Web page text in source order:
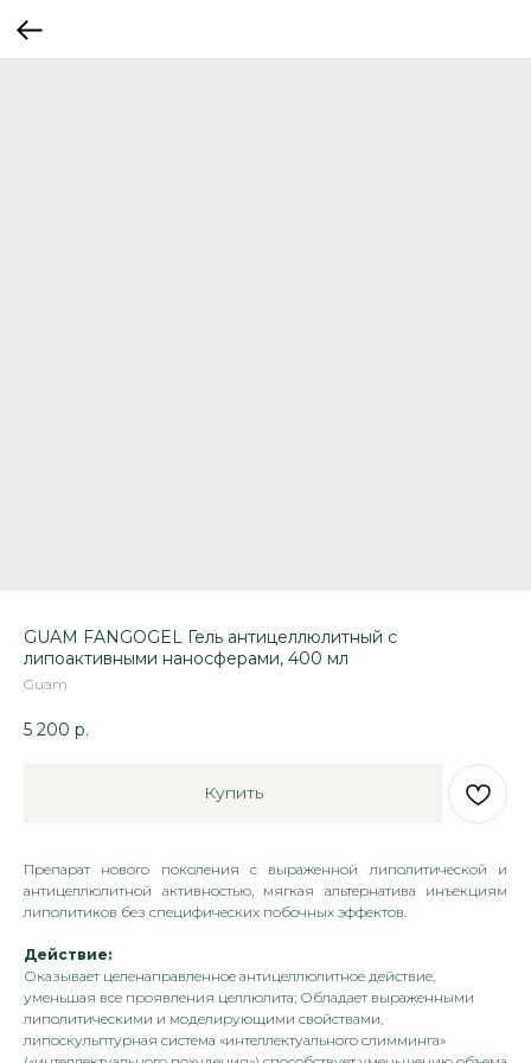
GUAM FANGOGEL Гель антицеллюлитный с
липоактивными наносферами, 400 мл
Guam
5 200 р.
Купить
Препарат нового поколения с выраженной липолитической и
антицеллюлитной активностью, мягкая альтернатива инъекциям
липолитиков без специфических побочных эффектов.
Действие:
Оказывает целенаправленное антицеллюлитное действие,
уменьшая все проявления целлюлита; Обладает выраженными
липолитическими и моделирующими свойствами,
липоскульптурная система «интеллектуального слимминга»